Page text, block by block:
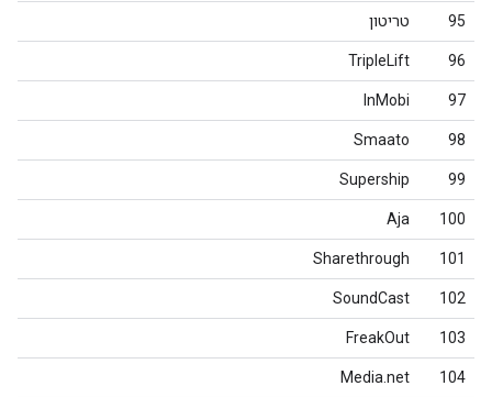
95 טריטון
96
TripleLift
97
InMobi
98
Smaato
99
Supership
100
Aja
101
Sharethrough
102
SoundCast
103
FreakOut
104
Media.net